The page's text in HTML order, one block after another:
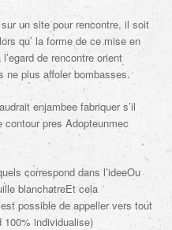
un site pour rencontre, il soit
qu’ la forme de ce mise en
de rencontre orient
ne plus affoler bombasses.
enjambee fabriquer s’il
contour pres Adopteunmec
correspond dans l’ideeOu
blanchatreEt cela
possible de appeller vers tout
100% individualise)